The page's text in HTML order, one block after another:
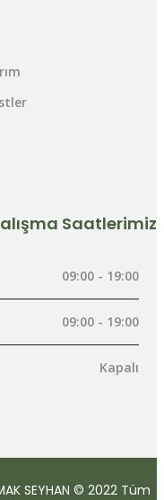
Saatlerimiz
09:00 - 19:00
09:00 - 19:00
Kapalı
SEYHAN © 2022 Tüm